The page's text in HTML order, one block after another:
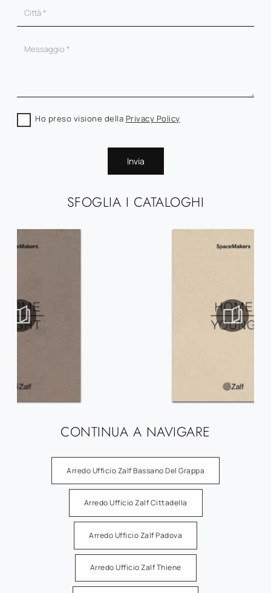
SFOGLIA I CATALOGHI
CONTINUA A NAVIGARE
Arredo Ufficio Zalf Bassano Del Grappa
Arredo Ufficio Zalf Cittadella
Arredo Ufficio Zalf Padova
Arredo Ufficio Zalf Thiene
Ho preso visione della Privacy Policy
Invia